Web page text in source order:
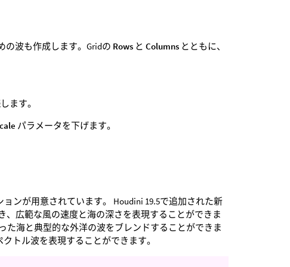
の波も作成します。Gridの Rows とColumns とともに、
ます。
パラメータを下げます。
ョンが用意されています。 Houdini 19.5で追加された新
広範な風の速度と海の深さを表現することができま
た海と典型的な外洋の波をブレンドすることができま
トル波を表現することができます。